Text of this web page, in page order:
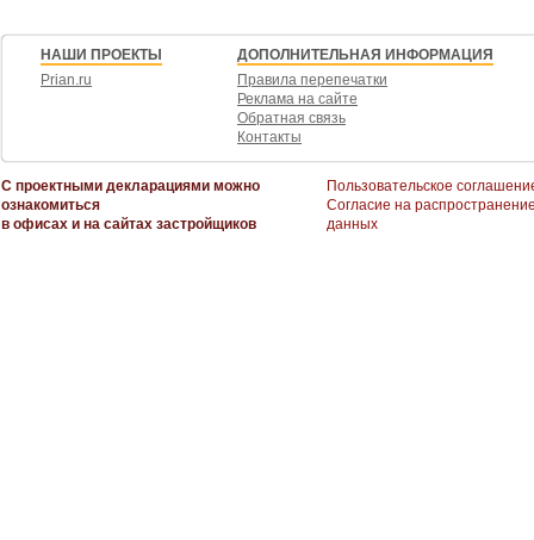
НАШИ ПРОЕКТЫ
Prian.ru
ДОПОЛНИТЕЛЬНАЯ ИНФОРМАЦИЯ
Правила перепечатки
Реклама на сайте
Обратная связь
Контакты
С проектными декларациями можно
ознакомиться
в офисах и на сайтах застройщиков
Пользовательское
Согласие на
данных